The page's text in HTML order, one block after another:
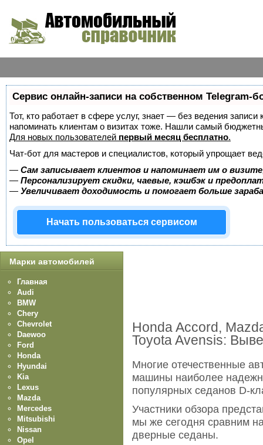
Сервис онлайн-записи на собственном Telegram-
Тот, кто работает в сфере услуг, знает — без ведения
напоминать клиентам о визитах тоже. Нашли самый
Для новых пользователей первый месяц бесплатно.
Чат-бот для мастеров и специалистов, который упрощает
— Сам записывает клиентов и напоминает им о
— Персонализирует скидки, чаевые, кэшбэк и
— Увеличивает доходимость и помогает больше
Начать пользоваться сервисом
Honda Accord,
Toyota Avensis:
Многие отечественные
машины наиболее
популярных седанов D-
Участники обзора
мы же сегодня сравним
дверные седаны.
Марки автомобилей
Главная
Audi
BMW
Chery
Chevrolet
Daewoo
Ford
Honda
Hyundai
Kia
Lexus
Mazda
Mercedes
Mitsubishi
Nissan
Opel